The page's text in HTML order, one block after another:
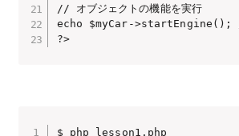
// オブジェクトの機能を実行
echo $myCar-
?>
$ php lesson1.php